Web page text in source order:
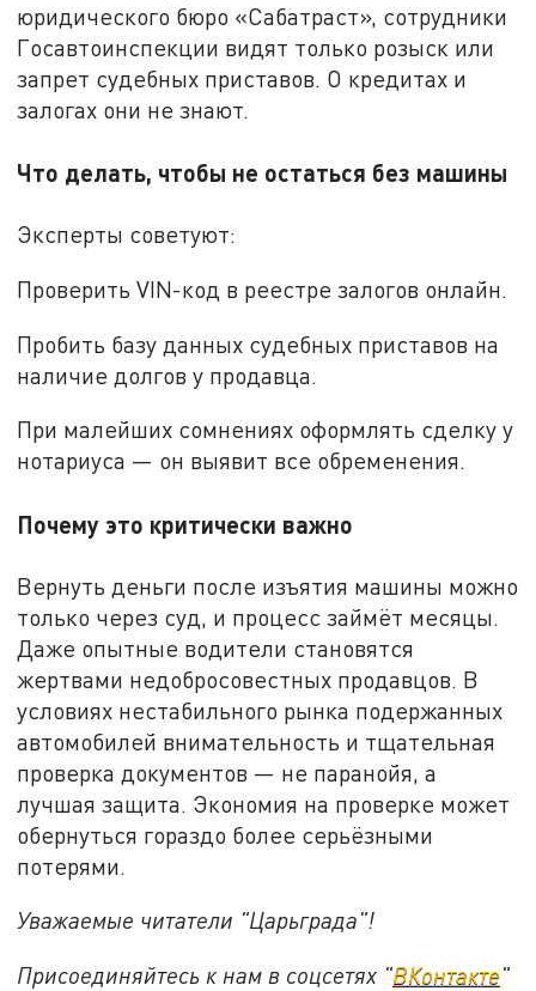
юридического бюро «Сабатраст», сотрудники
Госавтоинспекции видят только розыск или
запрет судебных приставов. О кредитах и
залогах они не знают.
Что делать, чтобы не остаться без машины
Эксперты советуют:
Проверить VIN-код в реестре залогов онлайн.
Пробить базу данных судебных приставов на
наличие долгов у продавца.
При малейших сомнениях оформлять сделку у
нотариуса — он выявит все обременения.
Почему это критически важно
Вернуть деньги после изъятия машины можно
только через суд, и процесс займёт месяцы.
Даже опытные водители становятся
жертвами недобросовестных продавцов. В
условиях нестабильного рынка подержанных
автомобилей внимательность и тщательная
проверка документов — не паранойя, а
лучшая защита. Экономия на проверке может
обернуться гораздо более серьёзными
потерями.
Уважаемые читатели "Царьграда"!
Присоединяйтесь к нам в соцсетях "ВКонтакте"